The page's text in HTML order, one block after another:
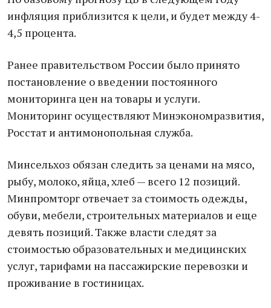
инфляция приблизится к цели, и будет между 4-
4,5 процента.
Ранее правительством России было принято
постановление о введении постоянного
мониторинга цен на товары и услуги.
Мониторинг осуществляют Минэкономразвития,
Росстат и антимонопольная служба.
Минсельхоз обязан следить за ценами на мясо,
рыбу, молоко, яйца, хлеб — всего 12 позиций.
Минпромторг отвечает за стоимость одежды,
обуви, мебели, строительных материалов и еще
девять позиций. Также власти следят за
стоимостью образовательных и медицинских
услуг, тарифами на пассажирские перевозки и
проживание в гостиницах.